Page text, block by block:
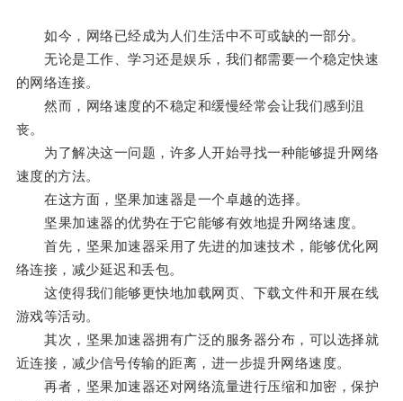
如今，网络已经成为人们生活中不可或缺的一部分。
无论是工作、学习还是娱乐，我们都需要一个稳定快速
的网络连接。
然而，网络速度的不稳定和缓慢经常会让我们感到沮
丧。
为了解决这一问题，许多人开始寻找一种能够提升网络
速度的方法。
在这方面，坚果加速器是一个卓越的选择。
坚果加速器的优势在于它能够有效地提升网络速度。
首先，坚果加速器采用了先进的加速技术，能够优化网
络连接，减少延迟和丢包。
这使得我们能够更快地加载网页、下载文件和开展在线
游戏等活动。
其次，坚果加速器拥有广泛的服务器分布，可以选择就
近连接，减少信号传输的距离，进一步提升网络速度。
再者，坚果加速器还对网络流量进行压缩和加密，保护